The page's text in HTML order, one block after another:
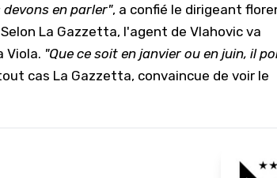
en parler", a confié le dirigeant
La Gazzetta, l'agent de Vlahovic va
Viola. "Que ce soit en janvier ou en juin, il
cas La Gazzetta, convaincue de voir le